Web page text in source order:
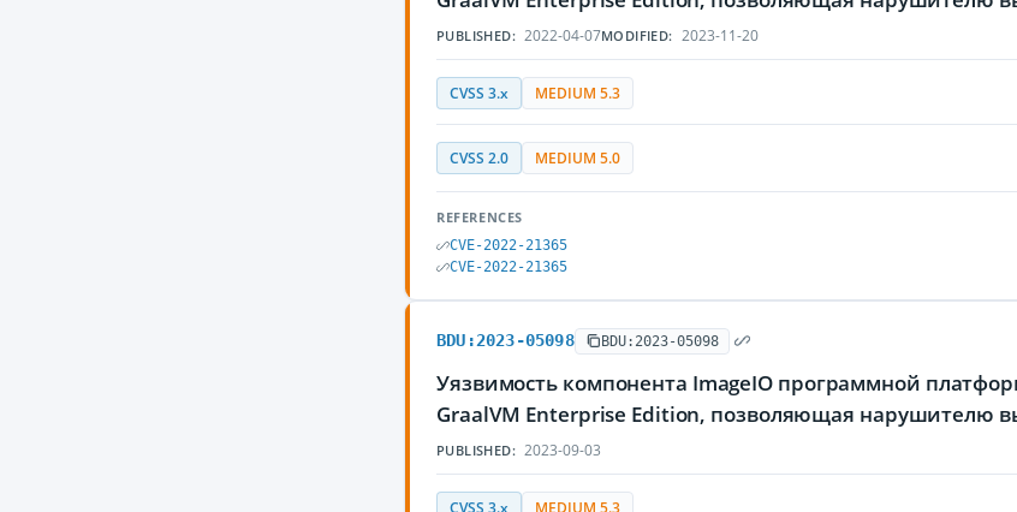
PUBLISHED: 2022-04-07MODIFIED: 2023-11-20
CVSS 3.x MEDIUM 5.3
CVSS 2.0 MEDIUM 5.0
REFERENCES
CVE-2022-21365
CVE-2022-21365
BDU:2023-05098 BDU:2023-05098
Уязвимость компонента ImageIO программной
GraalVM Enterprise Edition, позволяющая нарушителю
PUBLISHED: 2023-09-03
CVSS 3.x MEDIUM 5.3